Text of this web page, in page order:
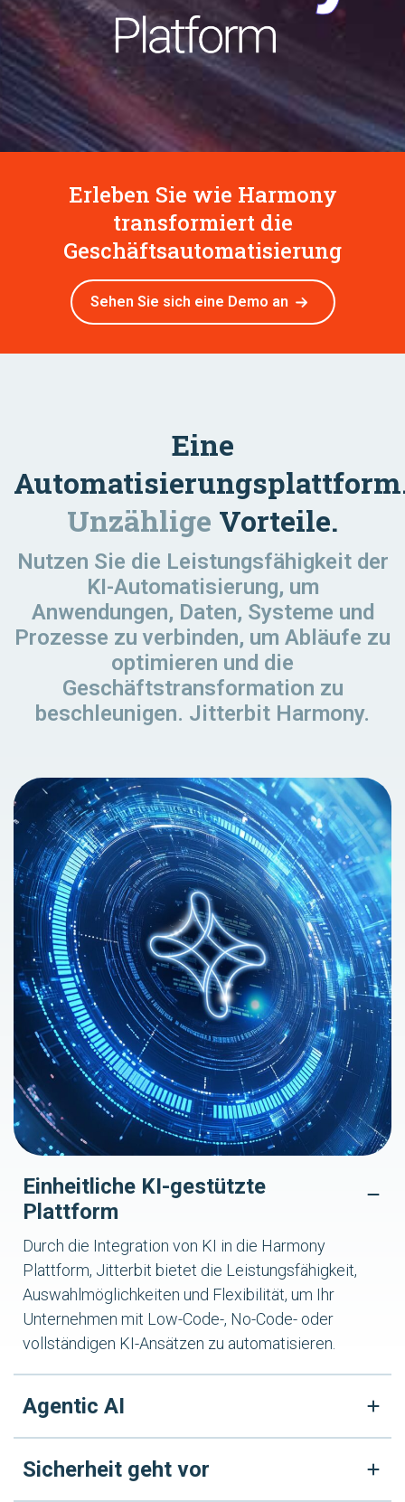
Erleben Sie wie Harmony
transformiert die
Geschäftsautomatisierung
Sehen Sie sich eine Demo an
Eine
Unzählige Vorteile.
Nutzen Sie die Leistungsfähigkeit der
KI-Automatisierung, um
Anwendungen, Daten, Systeme und
Prozesse zu verbinden, um Abläufe zu
optimieren und die
Geschäftstransformation zu
beschleunigen. Jitterbit Harmony.
Einheitliche KI-gestützte
Plattform
Durch die Integration von KI in die Harmony
Plattform, Jitterbit bietet die Leistungsfähigkeit,
Auswahlmöglichkeiten und Flexibilität, um Ihr
Unternehmen mit Low-Code-, No-Code- oder
vollständigen KI-Ansätzen zu automatisieren.
Agentic AI
Sicherheit geht vor